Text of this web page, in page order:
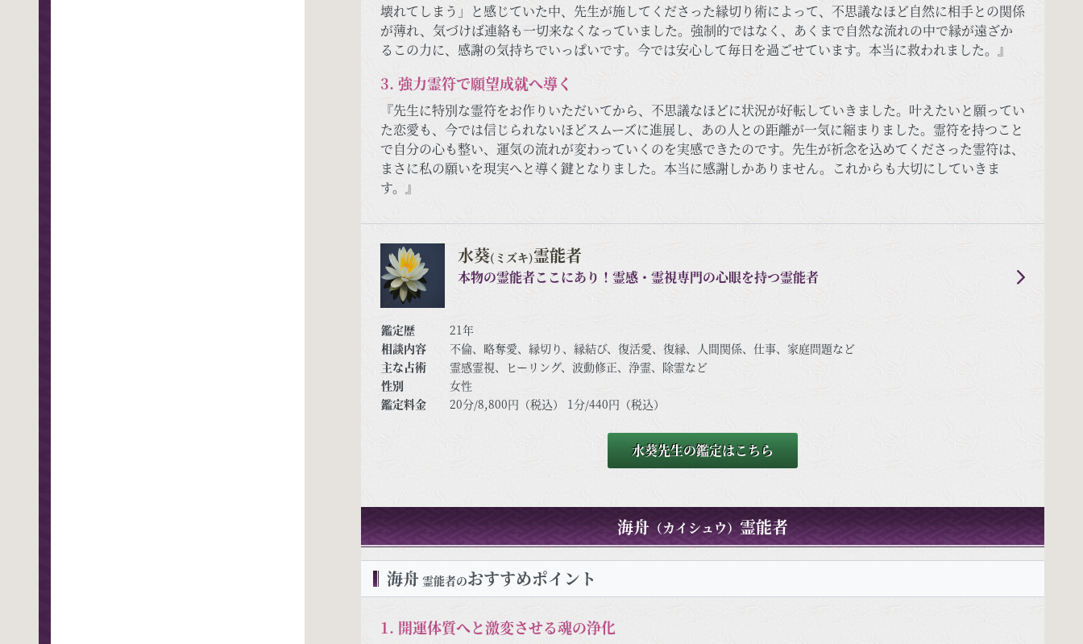
壊れてしまう」と感じていた中、先生が施してくださった縁切り術によって、不思議なほど自然に相手との関係
が薄れ、気づけば連絡も一切来なくなっていました。強制的ではなく、あくまで自然な流れの中で縁が遠ざか
るこの力に、感謝の気持ちでいっぱいです。今では安心して毎日を過ごせています。本当に救われました。』
3. 強力霊符で願望成就へ導く
『先生に特別な霊符をお作りいただいてから、不思議なほどに状況が好転していきました。叶えたいと願ってい
た恋愛も、今では信じられないほどスムーズに進展し、あの人との距離が一気に縮まりました。霊符を持つこと
で自分の心も整い、運気の流れが変わっていくのを実感できたのです。先生が祈念を込めてくださった霊符は、
まさに私の願いを現実へと導く鍵となりました。本当に感謝しかありません。これからも大切にしていきま
す。』
水葵(ミズキ)霊能者
本物の霊能者ここにあり！霊感・霊視専門の心眼を持つ霊能者
鑑定歴
21年
相談内容
不倫、略奪愛、縁切り、縁結び、復活愛、復縁、人間関係、仕事、家庭問題など
主な占術
霊感霊視、ヒーリング、波動修正、浄霊、除霊など
性別
女性
鑑定料金
20分/8,800円（税込） 1分/440円（税込）
水葵先生の鑑定はこちら
海舟（カイシュウ） 霊能者
海舟 霊能者のおすすめポイント
1. 開運体質へと激変させる魂の浄化